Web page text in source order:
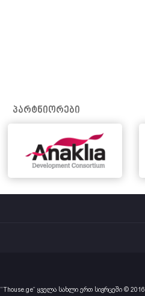
პარტნიორები
“Thouse.ge” ყველა სახლი ერთ სივრცეში © 2016